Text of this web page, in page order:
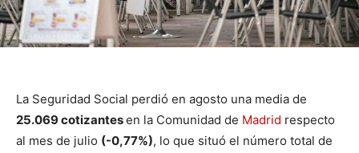
La Seguridad Social perdió en agosto una media de
25.069 cotizantesen la Comunidad de Madrid respecto
al mes de julio (-0,77%), lo que situó el número total de